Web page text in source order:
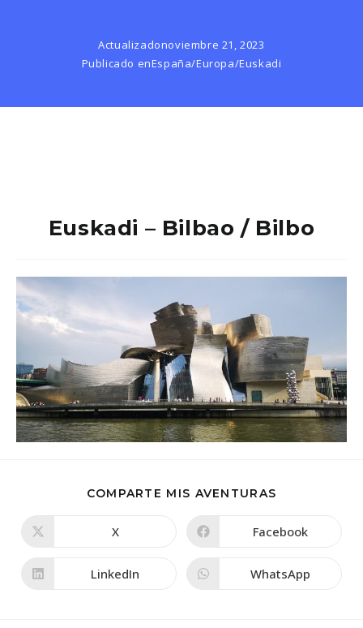
Actualizadonoviembre 21, 2023
Publicado enEspaña/Europa/Euskadi
Euskadi – Bilbao / Bilbo
COMPARTE MIS AVENTURAS
CONTENIDO
una
nueva
X Se
una
nueva
Facebook
Se
LinkedIn Se
WhatsApp